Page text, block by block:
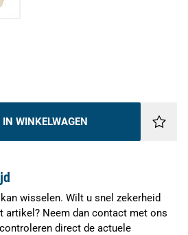
IN WINKELWAGEN
wisselen. Wilt u snel zekerheid
artikel? Neem dan contact met ons
direct de actuele